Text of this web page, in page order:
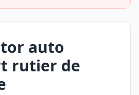
auto
rutier de